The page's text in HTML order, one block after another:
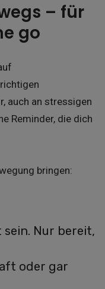
– für
go
auch an stressigen
Reminder, die dich
bringen:
Nur bereit,
oder gar